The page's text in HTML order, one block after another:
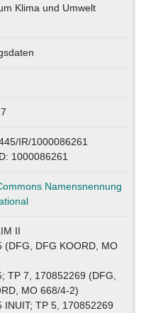
Klima und Umwelt
IR/1000086261
1000086261
Namensnennung
II
(DFG, DFG KOORD, MO
TP 7, 170852269 (DFG,
MO 668/4-2)
INUIT; TP 5, 170852269